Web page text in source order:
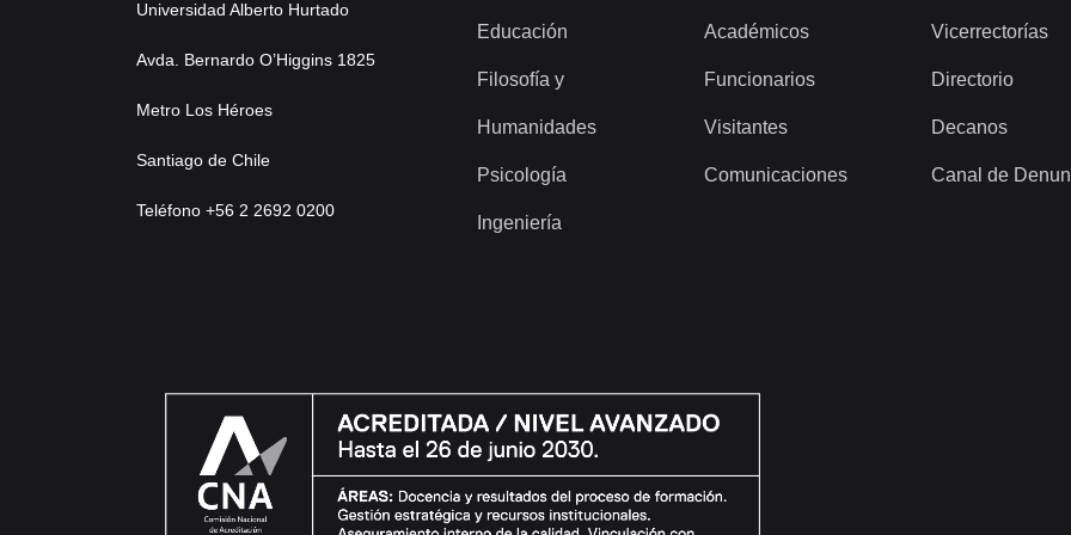
Universidad Alberto Hurtado
Avda. Bernardo O’Higgins 1825
Metro Los Héroes
Santiago de Chile
Teléfono +56 2 2692 0200
Educación
Filosofía y
Humanidades
Psicología
Ingeniería
Académicos
Funcionarios
Visitantes
Comunicaciones
Vicerrectorías
Directorio
Decanos
Canal de